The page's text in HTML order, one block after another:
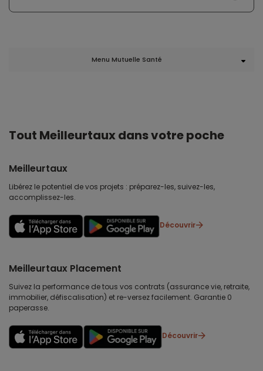
Menu Mutuelle Santé
Tout Meilleurtaux dans votre poche
Meilleurtaux
Libérez le potentiel de vos projets : préparez-les, suivez-les,
accomplissez-les.
Découvrir
Meilleurtaux Placement
Suivez la performance de tous vos contrats (assurance vie, retraite,
immobilier, défiscalisation) et re-versez facilement. Garantie 0
paperasse.
Découvrir